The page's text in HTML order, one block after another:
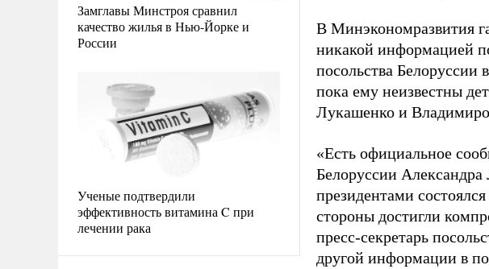
Замглавы Минстроя сравнил
качество жилья в Нью-Йорке и
России
Ученые подтвердили
эффективность витамина C при
лечении рака
В Минэкономразвития
никакой информацией
посольства Белоруссии
пока ему неизвестны
Лукашенко и
«Есть официальное
Белоруссии
президентами
стороны достигли
пресс-секретарь
другой информации в